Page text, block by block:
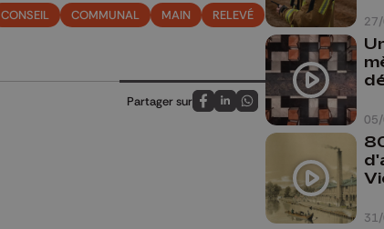
CONSEIL COMMUNAL MAIN
RELEVÉ
Partager sur
Partagez sur FaceBook
Partagez sur LinkedIn
Partagez sur Whatsapp